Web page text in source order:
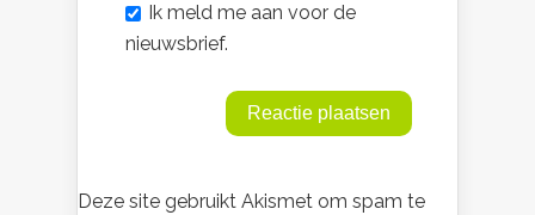
Ik meld me aan voor de
nieuwsbrief.
Deze site gebruikt Akismet om spam te